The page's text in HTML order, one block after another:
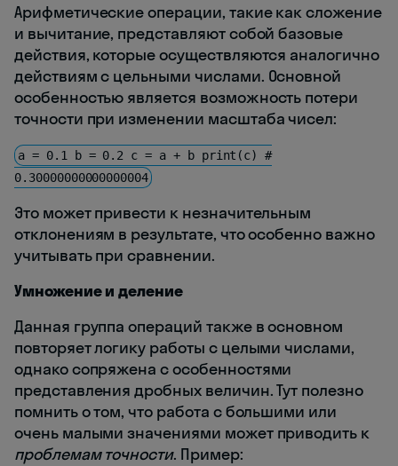
Арифметические операции, такие как сложение
и вычитание, представляют собой базовые
действия, которые осуществляются аналогично
действиям с цельными числами. Основной
особенностью является возможность потери
точности при изменении масштаба чисел:
a = 0.1 b = 0.2 с = a + b print(c) #
0.30000000000000004
Это может привести к незначительным
отклонениям в результате, что особенно важно
учитывать при сравнении.
Умножение и деление
Данная группа операций также в основном
повторяет логику работы с целыми числами,
однако сопряжена с особенностями
представления дробных величин. Тут полезно
помнить о том, что работа с большими или
очень малыми значениями может приводить к
проблемам точности. Пример: